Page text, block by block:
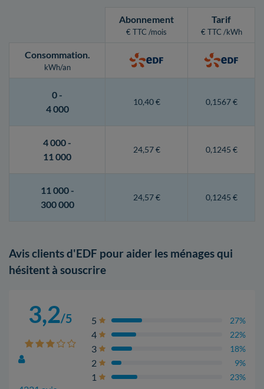
Abonnement
€ TTC /mois
Tarif
€ TTC /kWh
Consommation.
kWh/an
0 -
4 000
10,40 € 0,1567 €
4 000 -
11 000
24,57 € 0,1245 €
11 000 -
300 000
24,57 € 0,1245 €
Avis clients d'EDF pour aider les ménages qui
hésitent à souscrire
3,2/5 5 27%
4 22%
3 18%
2 9%
1 23%